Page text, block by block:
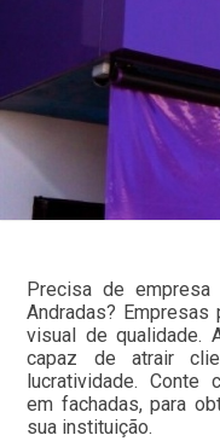
Precisa de
Andradas? Empresas
visual de qualidade.
capaz de atrair
lucratividade. Conte
em fachadas, para
sua instituição.